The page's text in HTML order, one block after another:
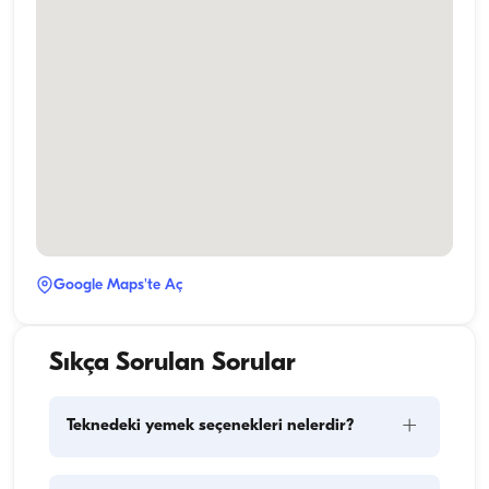
Google Maps'te Aç
Sıkça Sorulan Sorular
Teknedeki yemek seçenekleri nelerdir? +